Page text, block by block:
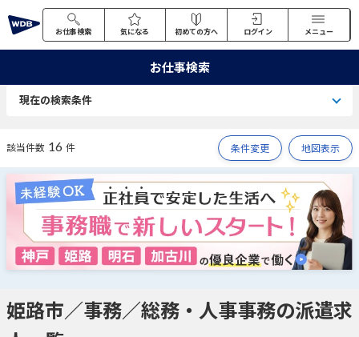
お仕事検索 気になる 初めての方へ ログイン メニュー
お仕事検索
現在の検索条件
該当件数 16 件 条件変更 地図表示
姫路市／事務／総務・人事事務の派遣求